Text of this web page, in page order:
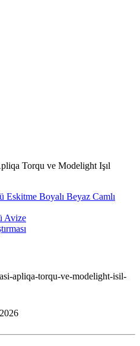
Torqu ve Modelight Işıl
Boyalı Beyaz Camlı
Avize
apliqa-torqu-ve-modelight-isil-